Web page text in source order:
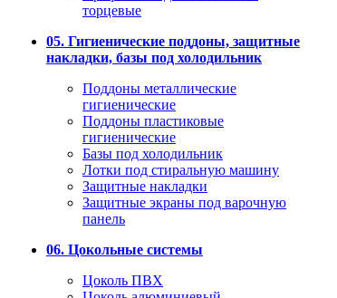
торцевые
05. Гигиенические поддоны, защитные
накладки, базы под холодильник
Поддоны металлические
гигиенические
Поддоны пластиковые
гигиенические
Базы под холодильник
Лотки под стиральную машину
Защитные накладки
Защитные экраны под варочную
панель
06. Цокольные системы
Цоколь ПВХ